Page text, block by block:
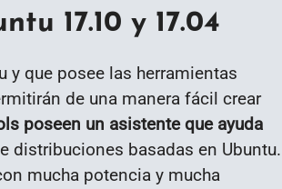
17.10 y 17.04
y que posee las herramientas
de una manera fácil crear
poseen un asistente que ayuda
distribuciones basadas en Ubuntu.
mucha potencia y mucha